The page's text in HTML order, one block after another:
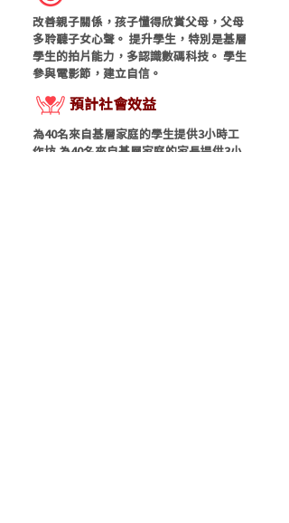
改善親子關係，孩子懂得欣賞父母，父母
多聆聽子女心聲。 提升學生，特別是基層
學生的拍片能力，多認識數碼科技。 學生
參與電影節，建立自信。
​預計社會效益
為40名來自基層家庭的學生提供3小時工
作坊 為40名來自基層家庭的家長提供3小